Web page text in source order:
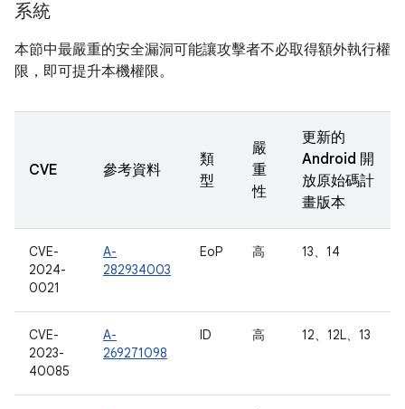
系統
本節中最嚴重的安全漏洞可能讓攻擊者不必取得額外執行權
限，即可提升本機權限。
CVE 參考資料
類
型
嚴
重
性
更新的
Android 開
放原始碼計
畫版本
CVE-
2024-
0021
A-
282934003
EoP 高 13、14
CVE-
2023-
40085
A-
269271098
ID 高 12、12L、13